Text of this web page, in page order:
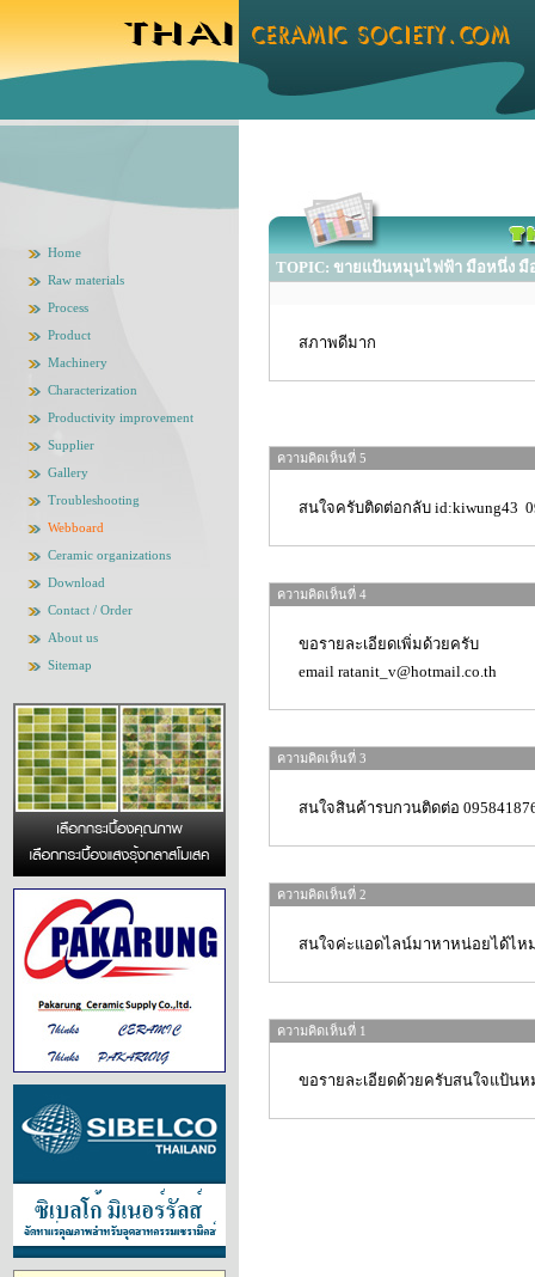
Home
Raw materials
Process
Product
Machinery
Characterization
Productivity improvement
Supplier
Gallery
Troubleshooting
Webboard
Ceramic organizations
Download
Contact / Order
About us
Sitemap
TOPIC: ขายแป้นหมุนไฟฟ้า มือหนึ่ง มื
สภาพดีมาก
ความคิดเห็นที่ 5
สนใจครับติดต่อกลับ id:kiwung43
ความคิดเห็นที่ 4
ขอรายละเอียดเพิ่มด้วยครับ
email ratanit_v@hotmail.co.th
ความคิดเห็นที่ 3
สนใจสินค้ารบกวนติดต่อ
ความคิดเห็นที่ 2
สนใจค่ะแอดไลน์มาหาหน่อยได้ไห
ความคิดเห็นที่ 1
ขอรายละเอียดด้วยครับสนใจแป้น